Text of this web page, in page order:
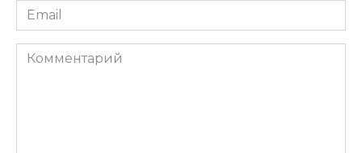
Email
*
Комментарий